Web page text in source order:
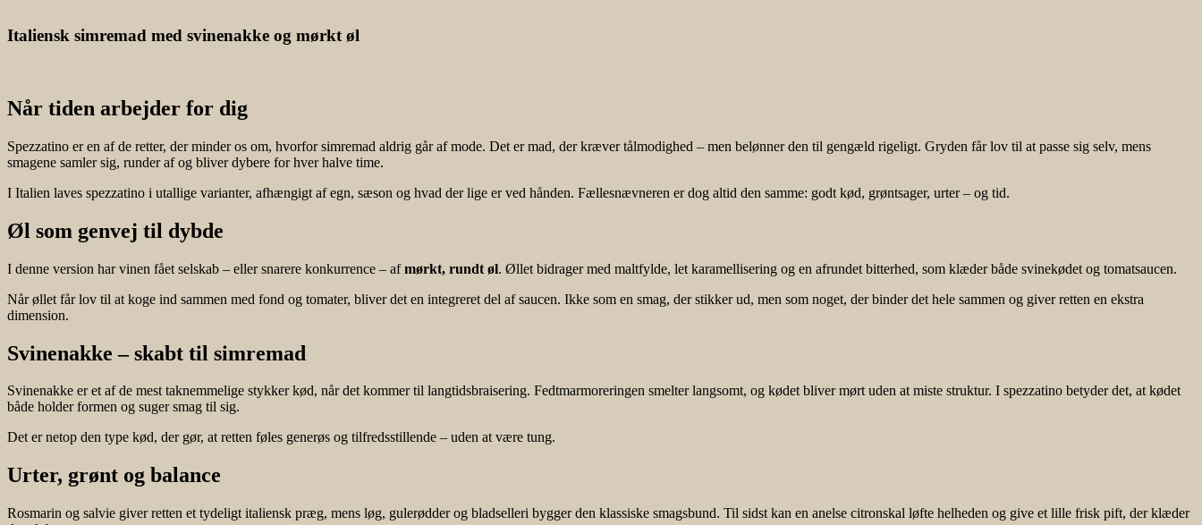
Italiensk simremad med svinenakke og mørkt øl
Når tiden arbejder for dig
Spezzatino er en af de retter, der minder os om, hvorfor simremad aldrig går af mode. Det er mad, der kræver tålmodighed – men belønner den til gengæld rigeligt. Gryden får lov til at passe sig selv, mens
smagene samler sig, runder af og bliver dybere for hver halve time.
I Italien laves spezzatino i utallige varianter, afhængigt af egn, sæson og hvad der lige er ved hånden. Fællesnævneren er dog altid den samme: godt kød, grøntsager, urter – og tid.
Øl som genvej til dybde
I denne version har vinen fået selskab – eller snarere konkurrence – afmørkt, rundt øl. Øllet bidrager med maltfylde, let karamellisering og en afrundet bitterhed, som klæder både svinekødet og tomatsaucen.
Når øllet får lov til at koge ind sammen med fond og tomater, bliver det en integreret del af saucen. Ikke som en smag, der stikker ud, men som noget, der binder det hele sammen og giver retten en ekstra
dimension.
Svinenakke – skabt til simremad
Svinenakke er et af de mest taknemmelige stykker kød, når det kommer til langtidsbraisering. Fedtmarmoreringen smelter langsomt, og kødet bliver mørt uden at miste struktur. I spezzatino betyder det, at kødet
både holder formen og suger smag til sig.
Det er netop den type kød, der gør, at retten føles generøs og tilfredsstillende – uden at være tung.
Urter, grønt og balance
Rosmarin og salvie giver retten et tydeligt italiensk præg, mens løg, gulerødder og bladselleri bygger den klassiske smagsbund. Til sidst kan en anelse citronskal løfte helheden og give et lille frisk pift, der klæder